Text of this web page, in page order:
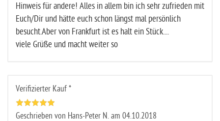
Hinweis für andere! Alles in allem bin ich sehr zufrieden mit
Euch/Dir und hätte euch schon längst mal persönlich
besucht.Aber von Frankfurt ist es halt ein Stück....
viele Grüße und macht weiter so
Verifizierter Kauf *
Geschrieben von Hans-Peter N. am 04.10.2018